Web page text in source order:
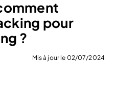
pour
?
Mis à jour le 02/07/2024